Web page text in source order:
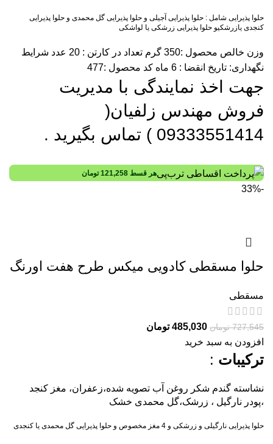
حلوا پذیرایی شامل : حلوا پذیرایی آجیلی و حلوا پذیرایی گل محمدی و حلوا پذیرایی
کنجدی یازرشکیو حلوا پذیرایی زرشکی یا لواشکی
وزن خالص محصول :350 گرم تعداد در کارتن : 20 عدد شرایط
نگهداری: تاریخ انقضا : 6 ماه کد محصول :477
جهت اخذ نمایندگی با مدیریت
فروش مهندس زلفیان(
09333551414 ) تماس بگیرید .
هر قسط 121,258 تومان
-33%
حلوا مسقطی کادویی میکس طرح هفت اورنگ
مسقطی
727,545 تومان 485,030 تومان
افزودن به سبد خرید
ترکیبات :
نشاسته گندم شکر روغن آب تصویه شده،زعفران، مغز کنجد
،پودر نارگیل ، زرشک،گل محمدی خشک
حلوا پذیرایی نارگیلی و زرشکی و 4 مغز مخصوص و حلوا پذیرایی گل محمدی یا کنجدی